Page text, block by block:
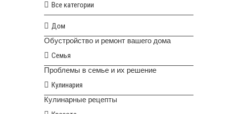
Все категории
Дом
Обустройство и ремонт вашего дома
Семья
Проблемы в семье и их решение
Кулинария
Кулинарные рецепты